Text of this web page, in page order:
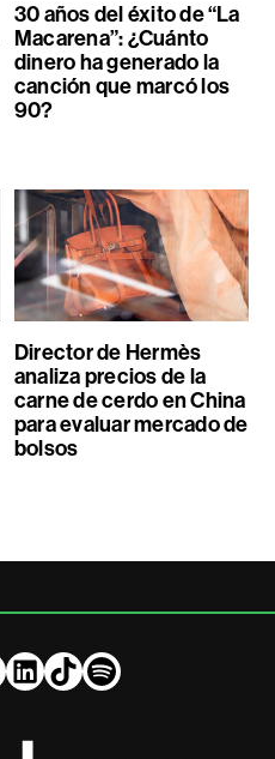
30 años del éxito de “La
Macarena”: ¿Cuánto
dinero ha generado la
canción que marcó los
90?
Director de Hermès
analiza precios de la
carne de cerdo en China
para evaluar mercado de
bolsos